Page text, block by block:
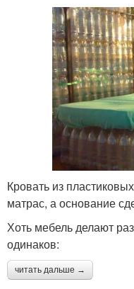
Кровать из
матрас, а основание
Хоть мебель делают
одинаков:
читать дальше →